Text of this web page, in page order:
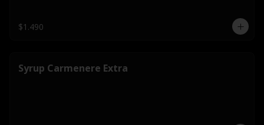
$1.490
Syrup Carmenere Extra